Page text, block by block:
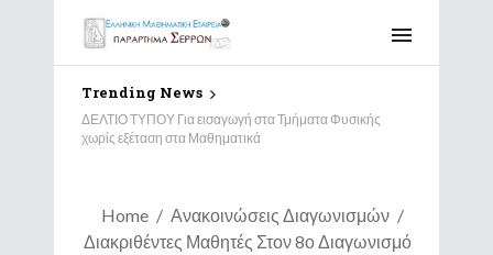
Trending News
ΔΕΛΤΙΟ ΤΥΠΟΥ Για εισαγωγή στα Τμήματα Φυσικής
χωρίς εξέταση στα Μαθηματικά
Αποτελέσματα Διαγωνισμού “Παιχνίδι και Μαθηματικά”
2026 – Παράρτημα Σερρών
Home
Ανακοινώσεις Διαγωνισμών
Διακριθέντες Μαθητές Στον 8ο Διαγωνισμό